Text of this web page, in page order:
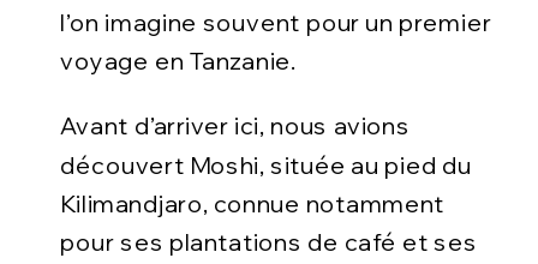
l’on imagine souvent pour un premier
voyage en Tanzanie.
Avant d’arriver ici, nous avions
découvert Moshi, située au pied du
Kilimandjaro, connue notamment
pour ses plantations de café et ses